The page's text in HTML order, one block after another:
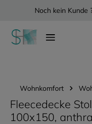
springenNoch kein Kunde
Wohnkomfort
Fleecedecke
100x150,